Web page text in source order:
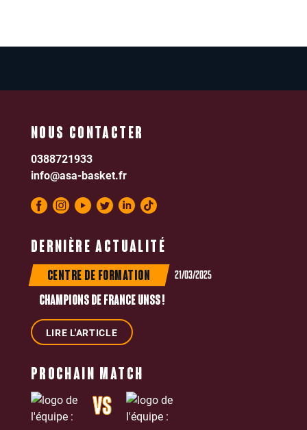
DERNIÈRE ACTUALITÉ
CENTRE DE FORMATION 21/03/2025
CHAMPIONS DE FRANCE UNSS !
LIRE L'ARTICLE
NOUS CONTACTER
0388721933
info@asa-basket.fr
PROCHAIN MATCH
VS